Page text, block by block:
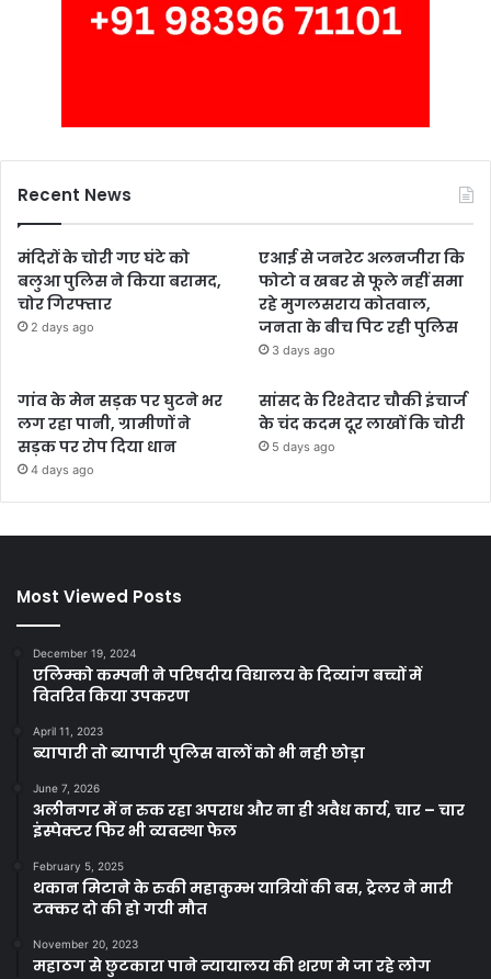
Recent News
मंदिरों के चोरी गए घंटे को
बलुआ पुलिस ने किया बरामद,
चोर गिरफ्तार
2 days ago
एआई से जनरेट अलनजीरा कि
फोटो व खबर से फूले नहीं समा
रहे मुगलसराय कोतवाल,
जनता के बीच पिट रही पुलिस
3 days ago
गांव के मेन सड़क पर घुटने भर
लग रहा पानी, ग्रामीणों ने
सड़क पर रोप दिया धान
4 days ago
सांसद के रिश्तेदार चौकी इंचार्ज
के चंद कदम दूर लाखों कि चोरी
5 days ago
Most Viewed Posts
December 19, 2024
एलिम्को कम्पनी ने परिषदीय विद्यालय के दिव्यांग बच्चों में
वितरित किया उपकरण
April 11, 2023
ब्यापारी तो ब्यापारी पुलिस वालों को भी नही छोड़ा
June 7, 2026
अलीनगर में न रुक रहा अपराध और ना ही अवैध कार्य, चार – चार
इंस्पेक्टर फिर भी व्यवस्था फेल
February 5, 2025
थकान मिटाने के रुकी महाकुम्भ यात्रियों की बस, ट्रेलर ने मारी
टक्कर दो की हो गयी मौत
November 20, 2023
महाठग से छुटकारा पाने न्यायालय की शरण मे जा रहे लोग